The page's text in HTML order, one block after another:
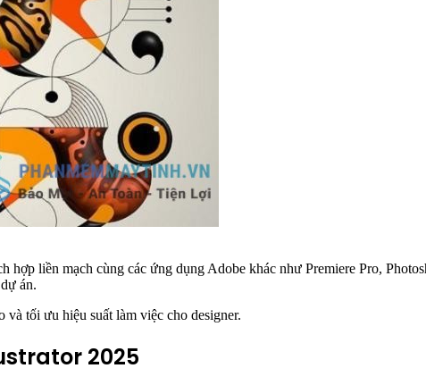
hợp liền mạch cùng các ứng dụng Adobe khác như Premiere Pro,
án.
và tối ưu hiệu suất làm việc cho designer.
2025